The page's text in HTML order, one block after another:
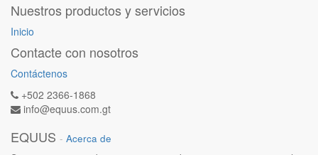
Nuestros productos y servicios
Inicio
Contacte con nosotros
Contáctenos
+502 2366-1868
info@equus.com.gt
EQUUS - Acerca de